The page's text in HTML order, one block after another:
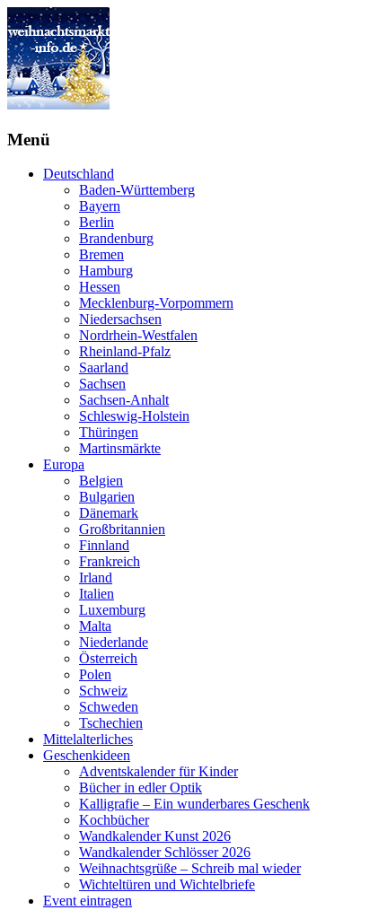
Menü
Deutschland
Baden-Württemberg
Bayern
Berlin
Brandenburg
Bremen
Hamburg
Hessen
Mecklenburg-Vorpommern
Niedersachsen
Nordrhein-Westfalen
Rheinland-Pfalz
Saarland
Sachsen
Sachsen-Anhalt
Schleswig-Holstein
Thüringen
Martinsmärkte
Europa
Belgien
Bulgarien
Dänemark
Großbritannien
Finnland
Frankreich
Irland
Italien
Luxemburg
Malta
Niederlande
Österreich
Polen
Schweiz
Schweden
Tschechien
Mittelalterliches
Geschenkideen
Adventskalender für Kinder
Bücher in edler Optik
Kalligrafie – Ein wunderbares Geschenk
Kochbücher
Wandkalender Kunst 2026
Wandkalender Schlösser 2026
Weihnachtsgrüße – Schreib mal wieder
Wichteltüren und Wichtelbriefe
Event eintragen